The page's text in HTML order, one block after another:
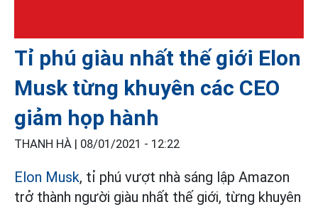
Tỉ phú giàu nhất thế giới Elon
Musk từng khuyên các CEO
giảm họp hành
THANH HÀ | 08/01/2021 - 12:22
Elon Musk, tỉ phú vượt nhà sáng lập Amazon
trở thành người giàu nhất thế giới, từng khuyên